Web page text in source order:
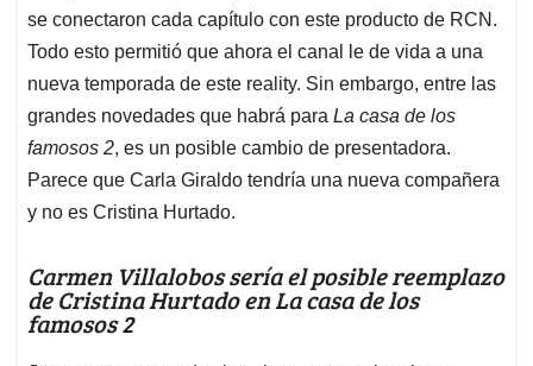
se conectaron cada capítulo con este producto de RCN.
Todo esto permitió que ahora el canal le de vida a una
nueva temporada de este reality. Sin embargo, entre las
grandes novedades que habrá para La casa de los
famosos 2, es un posible cambio de presentadora.
Parece que Carla Giraldo tendría una nueva compañera
y no es Cristina Hurtado.
Carmen Villalobos sería el posible reemplazo
de Cristina Hurtado en La casa de los
famosos 2